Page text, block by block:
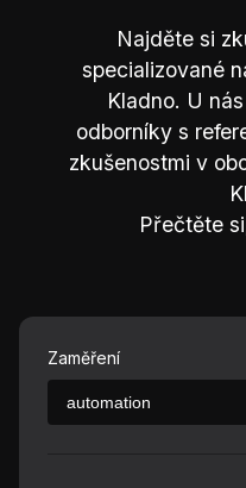
Najděte si
specializované
Kladno. U
odborníky s
zkušenostmi v
Přečtěte
Zaměření